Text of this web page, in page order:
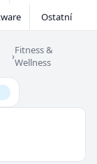
Ostatní
›Fitness &
Wellness